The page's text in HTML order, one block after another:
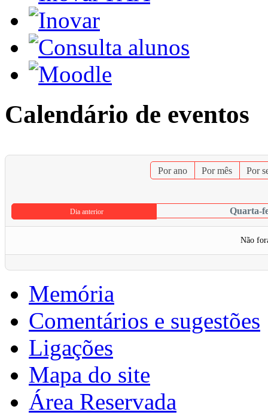
Calendário de eventos
Por ano Por mês Por
Dia anterior Quarta-
Não
Memória
Comentários e sugestões
Ligações
Mapa do site
Área Reservada